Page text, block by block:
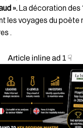
». La décoration des
les voyages du poète
.
Article inline ad 1 ☟